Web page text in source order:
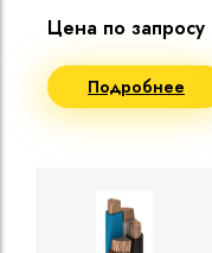
Цена по запросу
Подробнее